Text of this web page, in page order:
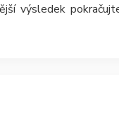
výsledek